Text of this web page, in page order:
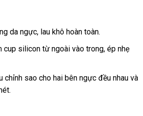
da ngựcsử
dụng
, lau khô hoàn toàn.
cup silicon từ ngoài vào trongÚc
, ép nhẹ
chỉnh sao cho hai bên ngực đều nhau và